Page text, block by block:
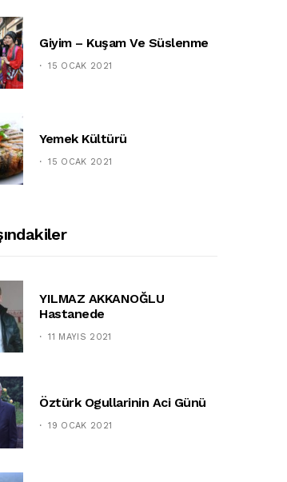
Giyim – Kuşam Ve Süslenme
15 OCAK 2021
Yemek Kültürü
15 OCAK 2021
YILMAZ AKKANOĞLU
Hastanede
11 MAYIS 2021
Öztürk Ogullarinin Aci Günü
19 OCAK 2021